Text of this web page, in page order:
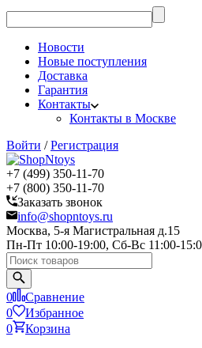
Новости
Новые поступления
Доставка
Гарантия
Контакты
Контакты в Москве
Войти /Регистрация
+7 (499) 350-11-70
+7 (800) 350-11-70
Заказать звонок
info@shopntoys.ru
Москва, 5-я Магистральная д.15
Пн-Пт 10:00-19:00, Сб-Вс 11:00-
0
Сравнение
0
Избранное
0
Корзина